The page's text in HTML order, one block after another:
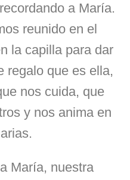
a María.
reunido en el
la capilla para dar
regalo que es ella,
nos cuida, que
y nos anima en
María, nuestra